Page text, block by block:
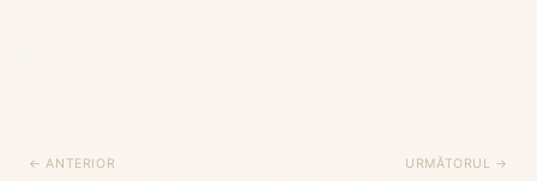
← ANTERIOR URMĂTORUL →